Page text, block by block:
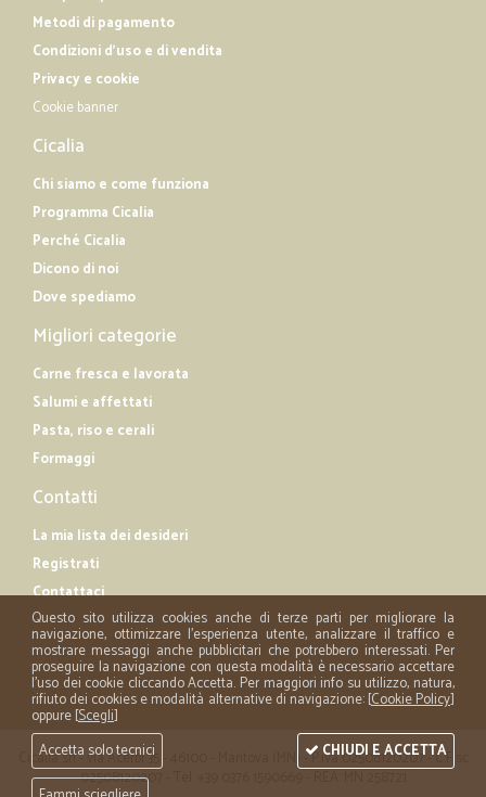
Metodi di pagamento
Condizioni d'uso e di vendita
Privacy e cookie
Cookie banner
Cicalia
Chi siamo e come funziona
Programma Cicalia
Perché Cicalia
Dicono di noi
Dove spediamo
Migliori categorie
Carne fresca e lavorata
Salumi e affettati
Pasta, riso e cerali
Formaggi
Contatti
La mia lista dei desideri
Registrati
Contattaci
Cicalia srl - via Acerbi 35 - 46100 - Mantova (MN) - P.iva 02508120207 - C.Fisc
02508120207 - Tel. +39 0376 1590669 - REA: MN 258721
Questo sito utilizza cookies anche di terze parti per migliorare la
navigazione, ottimizzare l'esperienza utente, analizzare il traffico e
mostrare messaggi anche pubblicitari che potrebbero interessati. Per
proseguire la navigazione con questa modalità è necessario accettare
l'uso dei cookie cliccando Accetta. Per maggiori info su utilizzo, natura,
rifiuto dei cookies e modalità alternative di navigazione: [Cookie Policy]
oppure [Scegli]
Accetta solo tecnici
CHIUDI E ACCETTA